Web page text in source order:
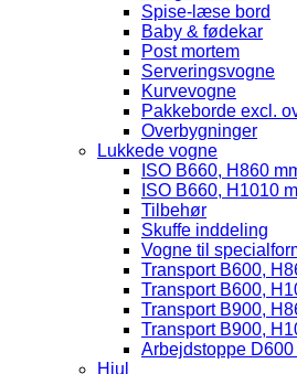
Spise-læse bord
Baby & fødekar
Post mortem
Serveringsvogne
Kurvevogne
Pakkeborde excl.
Overbygninger
Lukkede vogne
ISO B660, H860
ISO B660, H1010
Tilbehør
Skuffe inddeling
Vogne til
Transport B600,
Transport B600,
Transport B900,
Transport B900,
Arbejdstoppe D600
Hjul